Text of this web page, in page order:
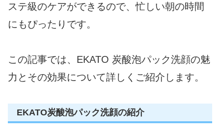
ステ級のケアができるので、忙しい朝の時間
にもぴったりです。
この記事では、EKATO 炭酸泡パック洗顔の魅
力とその効果について詳しくご紹介します。
EKATO炭酸泡パック洗顔の紹介